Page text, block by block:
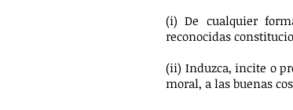
(i) De cualquier
reconocidas
(ii) Induzca, incite o
moral, a las buenas